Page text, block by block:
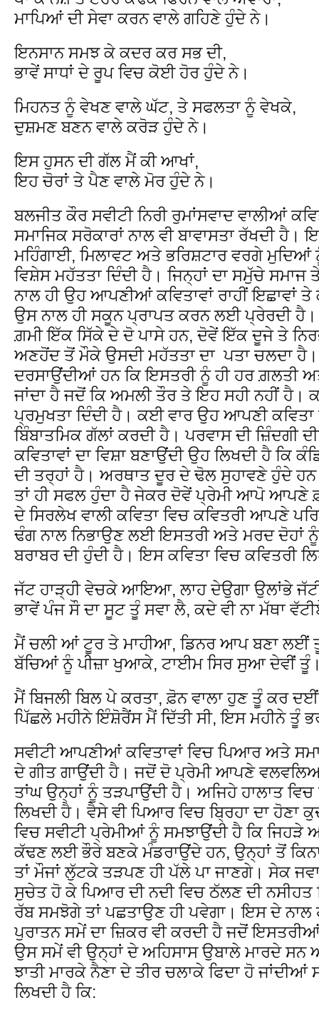
ਮਾਪਿਆਂ ਦੀ ਸੇਵਾ ਕਰਨ ਵਾਲੇ ਗਹਿਣੇ ਹੁੰਦੇ ਨੇ।
ਇਨਸਾਨ ਸਮਝ ਕੇ ਕਦਰ ਕਰ ਸਭ ਦੀ,
ਭਾਵੇਂ ਸਾਧਾਂ ਦੇ ਰੂਪ ਵਿਚ ਕੋਈ ਹੋਰ ਹੁੰਦੇ ਨੇ।
ਮਿਹਨਤ ਨੂੰ ਵੇਖਣ ਵਾਲੇ ਘੱਟ, ਤੇ ਸਫਲਤਾ ਨੂੰ ਵੇਖਕੇ,
ਦੁਸ਼ਮਣ ਬਣਨ ਵਾਲੇ ਕਰੋੜ ਹੁੰਦੇ ਨੇ।
ਇਸ ਹੁਸਨ ਦੀ ਗੱਲ ਮੈਂ ਕੀ ਆਖਾਂ,
ਇਹ ਚੋਰਾਂ ਤੇ ਪੈਣ ਵਾਲੇ ਮੋਰ ਹੁੰਦੇ ਨੇ।
ਬਲਜੀਤ ਕੌਰ ਸਵੀਟੀ ਨਿਰੀ ਰੁਮਾਂਸਵਾਦ ਵਾਲੀਆਂ
ਸਮਾਜਿਕ ਸਰੋਕਾਰਾਂ ਨਾਲ ਵੀ ਬਾਵਾਸਤਾ ਰੱਖਦੀ
ਮਹਿੰਗਾਈ, ਮਿਲਾਵਟ ਅਤੇ ਭਰਿਸ਼ਟਾਰ ਵਰਗੇ ਮੁਦਿਆਂ
ਵਿਸ਼ੇਸ ਮਹੱਤਤਾ ਦਿੰਦੀ ਹੈ। ਜਿਨ੍ਹਾਂ ਦਾ ਸਮੁੱਚੇ
ਨਾਲ ਹੀ ਉਹ ਆਪਣੀਆਂ ਕਵਿਤਾਵਾਂ ਰਾਹੀਂ ਇਛਾਵਾਂ
ਉਸ ਨਾਲ ਹੀ ਸਕੂਨ ਪ੍ਰਾਪਤ ਕਰਨ ਲਈ ਪ੍ਰੇਰਦੀ
ਗ਼ਮੀ ਇੱਕ ਸਿੱਕੇ ਦੇ ਦੋ ਪਾਸੇ ਹਨ, ਦੋਵੇਂ ਇੱਕ ਦੂਜੇ ਤੇ
ਅਣਹੋਂਦ ਤੋਂ ਮੌਕੇ ਉਸਦੀ ਮਹੱਤਤਾ ਦਾ ਪਤਾ ਚਲਦਾ ਹੈ।
ਦਰਸਾਉਂਦੀਆਂ ਹਨ ਕਿ ਇਸਤਰੀ ਨੂੰ ਹੀ ਹਰ ਗ਼ਲਤੀ
ਜਾਂਦਾ ਹੈ ਜਦੋਂ ਕਿ ਅਮਲੀ ਤੌਰ ਤੇ ਇਹ ਸਹੀ ਨਹੀਂ ਹੈ।
ਪ੍ਰਮੁਖਤਾ ਦਿੰਦੀ ਹੈ। ਕਈ ਵਾਰ ਉਹ ਆਪਣੀ ਕਵਿਤਾ
ਬਿੰਬਾਤਮਿਕ ਗੱਲਾਂ ਕਰਦੀ ਹੈ। ਪਰਵਾਸ ਦੀ
ਕਵਿਤਾਵਾਂ ਦਾ ਵਿਸ਼ਾ ਬਣਾਉਂਦੀ ਉਹ ਲਿਖਦੀ ਹੈ
ਦੀ ਤਰ੍ਹਾਂ ਹੈ। ਅਰਥਾਤ ਦੂਰ ਦੇ ਢੋਲ ਸੁਹਾਵਣੇ ਹੁੰਦੇ
ਤਾਂ ਹੀ ਸਫਲ ਹੁੰਦਾ ਹੈ ਜੇਕਰ ਦੋਵੇਂ ਪ੍ਰੇਮੀ ਆਪੋ ਆਪਣੇ
ਦੇ ਸਿਰਲੇਖ ਵਾਲੀ ਕਵਿਤਾ ਵਿਚ ਕਵਿਤਰੀ ਆਪਣੇ
ਢੰਗ ਨਾਲ ਨਿਭਾਉਣ ਲਈ ਇਸਤਰੀ ਅਤੇ ਮਰਦ ਦੋਹਾਂ ਨੂੰ
ਬਰਾਬਰ ਦੀ ਹੁੰਦੀ ਹੈ। ਇਸ ਕਵਿਤਾ ਵਿਚ ਕਵਿਤਰੀ
ਜੱਟ ਹਾੜ੍ਹੀ ਵੇਚਕੇ ਆਇਆ, ਲਾਹ ਦੇਉਗਾ ਉਲਾਂਭੇ
ਭਾਵੇਂ ਪੰਜ ਸੌ ਦਾ ਸੂਟ ਤੂੰ ਸਵਾ ਲੈ, ਕਦੇ ਵੀ ਨਾ ਮੱਥਾ
ਮੈਂ ਚਲੀ ਆਂ ਟੂਰ ਤੇ ਮਾਹੀਆ, ਡਿਨਰ ਆਪ ਬਣਾ ਲਈਂ
ਬੱਚਿਆਂ ਨੂੰ ਪੀਜ਼ਾ ਖੁਆਕੇ, ਟਾਈਮ ਸਿਰ ਸੁਆ ਦੇਵੀਂਂ
ਮੈਂ ਬਿਜਲੀ ਬਿਲ ਪੇ ਕਰਤਾ, ਫ਼ੋਨ ਵਾਲਾ ਹੁਣ ਤੂੰ ਕਰ
ਪਿੱਛਲੇ ਮਹੀਨੇ ਇੰਸ਼ੋਰੈਂਸ ਮੈਂ ਦਿੱਤੀ ਸੀ, ਇਸ ਮਹੀਨੇ ਤੂੰ
ਸਵੀਟੀ ਆਪਣੀਆਂ ਕਵਿਤਾਵਾਂ ਵਿਚ ਪਿਆਰ ਅਤੇ
ਦੇ ਗੀਤ ਗਾਉਂਦੀ ਹੈ। ਜਦੋਂ ਦੋ ਪ੍ਰੇਮੀ ਆਪਣੇ ਵਲਵਲਿਆਂ
ਤਾਂਘ ਉਨ੍ਹਾਂ ਨੂੰ ਤੜਪਾਉਂਦੀ ਹੈ। ਅਜਿਹੇ ਹਾਲਾਤ ਵਿਚ
ਲਿਖਦੀ ਹੈ। ਵੈਸੇ ਵੀ ਪਿਆਰ ਵਿਚ ਬ੍ਰਿਹਾ ਦਾ ਹੋਣਾ
ਵਿਚ ਸਵੀਟੀ ਪ੍ਰੇਮੀਆਂ ਨੂੰ ਸਮਝਾਉਂਦੀ ਹੈ ਕਿ
ਕੱਢਣ ਲਈ ਭੌਰੇ ਬਣਕੇ ਮੰਡਰਾਉਂਦੇ ਹਨ, ਉਨ੍ਹਾਂ ਤੋਂ
ਤਾਂ ਮੌਜਾਂ ਲੁੱਟਕੇ ਤੜਪਣ ਹੀ ਪੱਲੇ ਪਾ ਜਾਣਗੇ। ਸੇਕ
ਸੁਚੇਤ ਹੋ ਕੇ ਪਿਆਰ ਦੀ ਨਦੀ ਵਿਚ ਠੱਲਣ ਦੀ ਨਸੀਹਤ
ਰੱਬ ਸਮਝੋਗੇ ਤਾਂ ਪਛਤਾਉਣ ਹੀ ਪਵੇਗਾ। ਇਸ ਦੇ ਨਾਲ
ਪੁਰਾਤਨ ਸਮੇਂ ਦਾ ਜ਼ਿਕਰ ਵੀ ਕਰਦੀ ਹੈ ਜਦੋਂ
ਉਸ ਸਮੇਂ ਵੀ ਉਨ੍ਹਾਂ ਦੇ ਅਹਿਸਾਸ ਉਬਾਲੇ ਮਾਰਦੇ ਸਨ
ਝਾਤੀ ਮਾਰਕੇ ਨੈਣਾ ਦੇ ਤੀਰ ਚਲਾਕੇ ਫਿਦਾ ਹੋ
ਲਿਖਦੀ ਹੈ ਕਿ: